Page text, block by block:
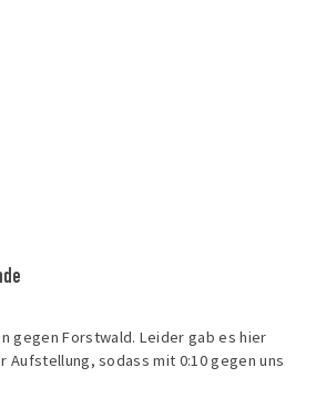
gegen Forstwald. Leider gab es hier
Aufstellung, sodass mit 0:10 gegen uns